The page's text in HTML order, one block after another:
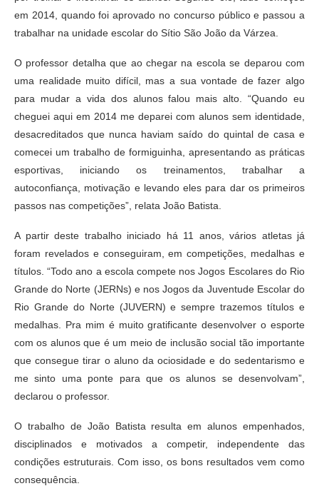
em 2014, quando foi aprovado no concurso público e passou a
trabalhar na unidade escolar do Sítio São João da Várzea.
O professor detalha que ao chegar na escola se deparou com
uma realidade muito difícil, mas a sua vontade de fazer algo
para mudar a vida dos alunos falou mais alto. “Quando eu
cheguei aqui em 2014 me deparei com alunos sem identidade,
desacreditados que nunca haviam saído do quintal de casa e
comecei um trabalho de formiguinha, apresentando as práticas
esportivas, iniciando os treinamentos, trabalhar a
autoconfiança, motivação e levando eles para dar os primeiros
passos nas competições”, relata João Batista.
A partir deste trabalho iniciado há 11 anos, vários atletas já
foram revelados e conseguiram, em competições, medalhas e
títulos. “Todo ano a escola compete nos Jogos Escolares do Rio
Grande do Norte (JERNs) e nos Jogos da Juventude Escolar do
Rio Grande do Norte (JUVERN) e sempre trazemos títulos e
medalhas. Pra mim é muito gratificante desenvolver o esporte
com os alunos que é um meio de inclusão social tão importante
que consegue tirar o aluno da ociosidade e do sedentarismo e
me sinto uma ponte para que os alunos se desenvolvam”,
declarou o professor.
O trabalho de João Batista resulta em alunos empenhados,
disciplinados e motivados a competir, independente das
condições estruturais. Com isso, os bons resultados vem como
consequência.